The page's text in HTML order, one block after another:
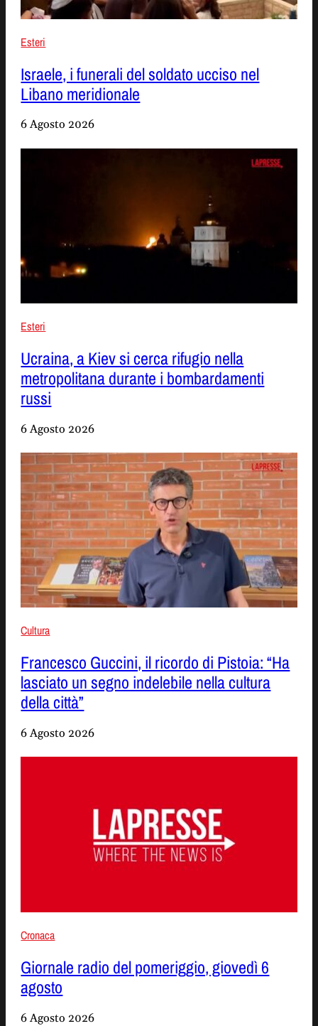
Esteri
Israele, i funerali del soldato ucciso nel
Libano meridionale
6 Agosto 2026
Esteri
Ucraina, a Kiev si cerca rifugio nella
metropolitana durante i bombardamenti
russi
6 Agosto 2026
Cultura
Francesco Guccini, il ricordo di Pistoia: “Ha
lasciato un segno indelebile nella cultura
della città”
6 Agosto 2026
Cronaca
Giornale radio del pomeriggio, giovedì 6
agosto
6 Agosto 2026